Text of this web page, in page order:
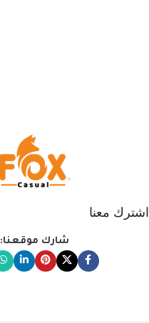
اشترك معنا
شارك موقعنا: